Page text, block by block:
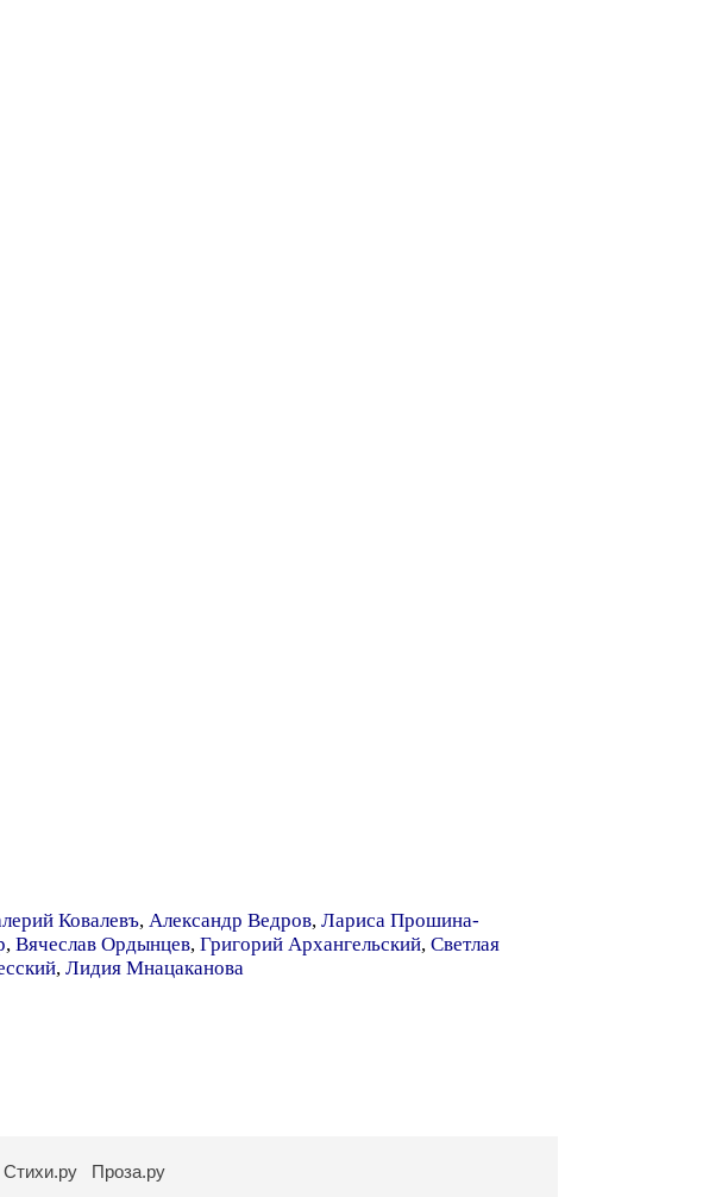
Ковалевъ, Александр Ведров, Лариса Прошина-
, Вячеслав Ордынцев, Григорий Архангельский, Светлая
, Лидия Мнацаканова
Стихи.ру Проза.ру